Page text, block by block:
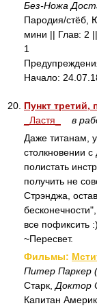
Без-Ножа
Пародия/стёб,
мини || Глав: 2
1
Начало:
20. Пункт третий,
_Ластя_
в
Даже титанам,
столкновении
полистать
получить не
Стрэнджа,
все пофиксить
~Пересвет.
Фильмы:
Питер Паркер
Старк, Доктор
Капитан